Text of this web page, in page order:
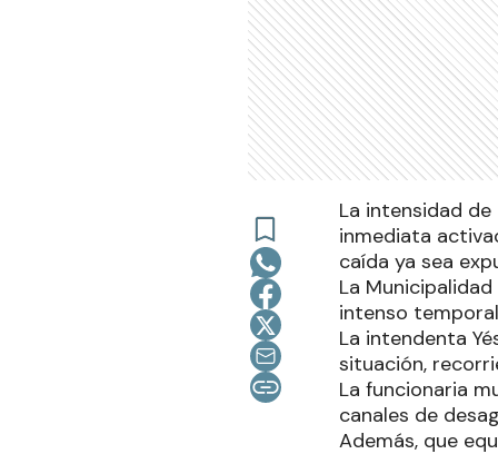
La intensidad
inmediata
caída ya sea
La
intenso
La intendenta
situación,
La funcionaria
canales de
Además, que